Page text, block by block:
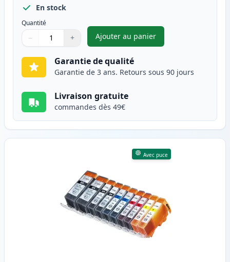
En stock
Quantité
Quantité
Utilisez les boutons pour ajuster
− +
Quantité
Ajouter au panier
,Pack de 20 Canon PGI-525
Garantie de qualité
Garantie de 3 ans. Retours sous 90 jours
Livraison gratuite
commandes dès 49€
Avec puce